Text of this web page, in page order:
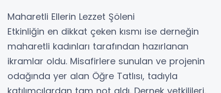
​Maharetli Ellerin Lezzet Şöleni
​Etkinliğin en dikkat çeken kısmı ise derneğin
maharetli kadınları tarafından hazırlanan
ikramlar oldu. Misafirlere sunulan ve projenin
odağında yer alan Öğre Tatlısı, tadıyla